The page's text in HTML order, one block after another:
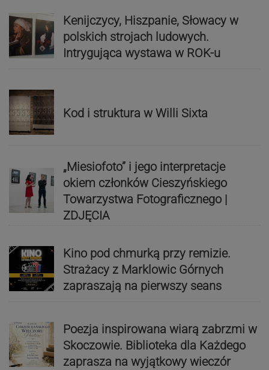
Kenijczycy, Hiszpanie, Słowacy w
polskich strojach ludowych.
Intrygująca wystawa w ROK-u
Kod i struktura w Willi Sixta
„Miesiofoto” i jego interpretacje
okiem członków Cieszyńskiego
Towarzystwa Fotograficznego |
ZDJĘCIA
Kino pod chmurką przy remizie.
Strażacy z Marklowic Górnych
zapraszają na pierwszy seans
Poezja inspirowana wiarą zabrzmi w
Skoczowie. Biblioteka dla Każdego
zaprasza na wyjątkowy wieczór